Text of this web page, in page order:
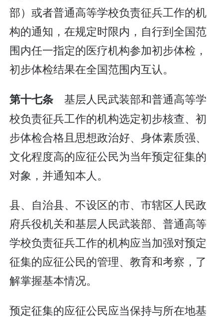
部）或者普通高等学校负责征兵工作的机
构的通知，在规定时限内，自行到全国范
围内任一指定的医疗机构参加初步体检，
初步体检结果在全国范围内互认。
第十七条 基层人民武装部和普通高等学
校负责征兵工作的机构选定初步核查、初
步体检合格且思想政治好、身体素质强、
文化程度高的应征公民为当年预定征集的
对象，并通知本人。
县、自治县、不设区的市、市辖区人民政
府兵役机关和基层人民武装部、普通高等
学校负责征兵工作的机构应当加强对预定
征集的应征公民的管理、教育和考察，了
解掌握基本情况。
预定征集的应征公民应当保持与所在地基